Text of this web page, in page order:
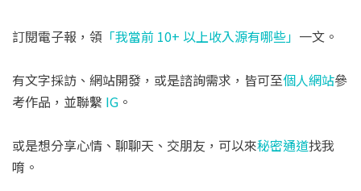
訂閱電子報，領 「我當前 10+ 以上收入源有哪些」 一文。
有文字採訪、網站開發，或是諮詢需求，皆可至個人網站參
考作品，並聯繫 IG 。
或是想分享心情、聊聊天、交朋友，可以來秘密通道找我
唷。